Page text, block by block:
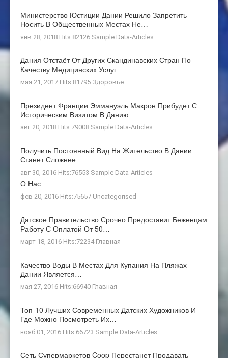
Министерство Юстиции Дании Решило Запретить
Носить В Общественных Местах Не…
янв 28, 2018 Hits:82126 Sample Data-Articles
Дания Отстаёт От Других Скандинавских Стран По
Качеству Медицинских Услуг
мая 21, 2017 Hits:81795 Здоровье
Президент Франции Эммануэль Макрон Прибудет С
Историческим Визитом В Данию
авг 20, 2018 Hits:79008 Sample Data-Articles
Получить Постоянный Вид На Жительство В Дании
Станет Сложнее
авг 30, 2016 Hits:76553 Sample Data-Articles
О Нас
фев 20, 2016 Hits:75657 Uncategorised
Датское Правительство Срочно Предоставит Беженцам
Работу С Оплатой От 50…
март 18, 2016 Hits:72234 Главная
Качество Воды В Местах Для Купания На Пляжах
Дании Является…
мая 27, 2016 Hits:66940 Главная
Топ-10 Лучших Современных Датских Художников И
Где Можно Посмотреть Их…
нояб 01, 2016 Hits:66723 Sample Data-Articles
Сеть Супермаркетов Coop Перестанет Продавать